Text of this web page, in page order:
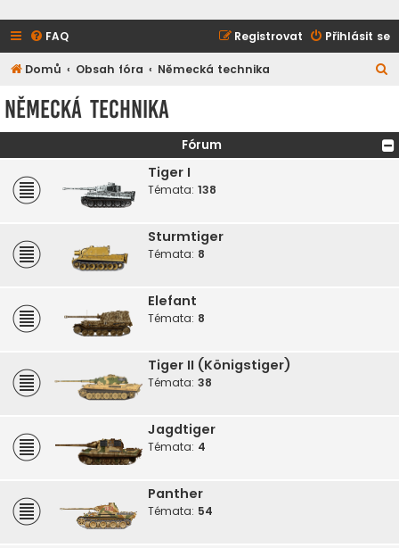
FAQ Přihlásit se
Registrovat
Domů Obsah fóra Německá technika
d
a
Německá technika
Fórum
Tiger I
Témata: 138
Sturmtiger
Témata: 8
Elefant
Témata: 8
Tiger II (Königstiger)
Témata: 38
Jagdtiger
Témata: 4
Panther
Témata: 54